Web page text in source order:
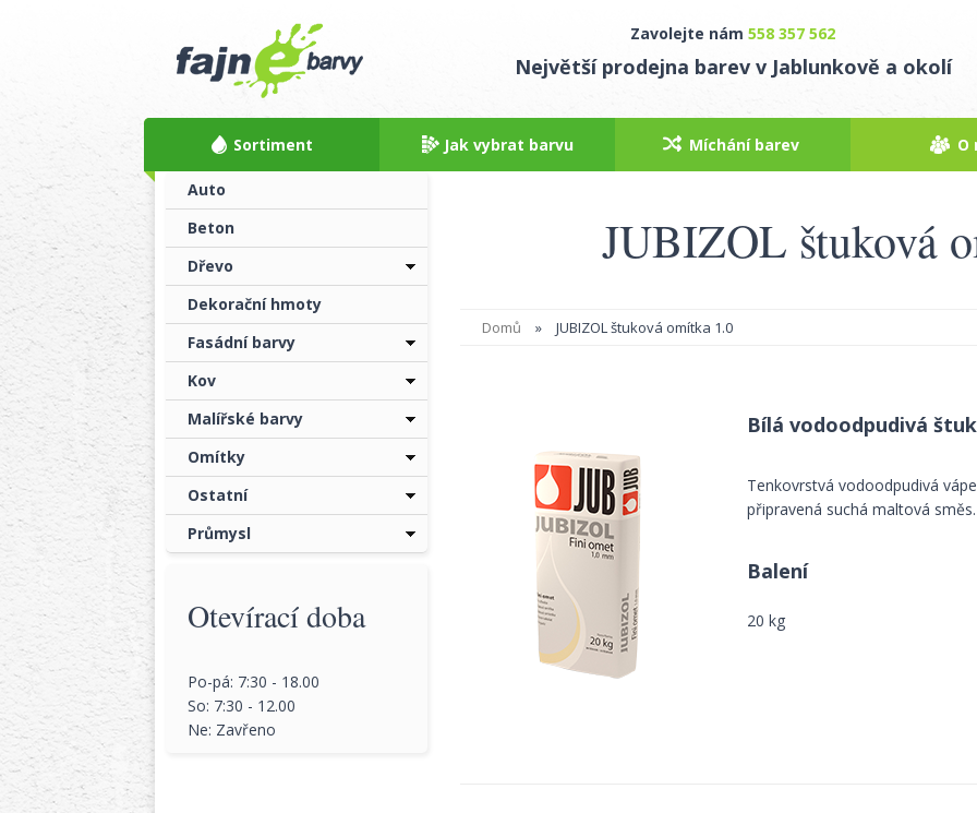
Zavolejte nám 558 357 562
Největší prodejna barev v Jablunkově a okolí
Sortiment Jak vybrat barvu Míchání barev O
Auto
Beton
Dřevo
Dekorační hmoty
Fasádní barvy
Kov
Malířské barvy
Omítky
Ostatní
Průmysl
Otevírací doba
Po-pá: 7:30 - 18.00
So: 7:30 - 12.00
Ne: Zavřeno
JUBIZOL štuková
Domů » JUBIZOL štuková omítka 1.0
Bílá vodoodpudivá
Tenkovrstvá vodoodpudivá
připravená suchá maltová směs.
Balení
20 kg